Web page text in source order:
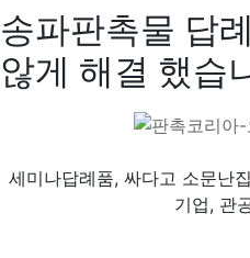
송파판촉물 답
않게 해결 했습
세미나답례품, 싸다고 소문난
기업, 관